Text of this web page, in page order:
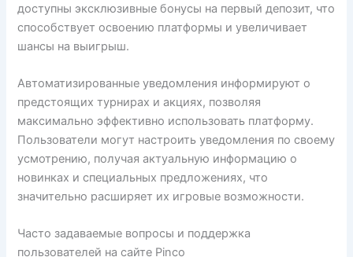
доступны эксклюзивные бонусы на первый депозит, что
способствует освоению платформы и увеличивает
шансы на выигрыш.
Автоматизированные уведомления информируют о
предстоящих турнирах и акциях, позволяя
максимально эффективно использовать платформу.
Пользователи могут настроить уведомления по своему
усмотрению, получая актуальную информацию о
новинках и специальных предложениях, что
значительно расширяет их игровые возможности.
Часто задаваемые вопросы и поддержка
пользователей на сайте Pinco